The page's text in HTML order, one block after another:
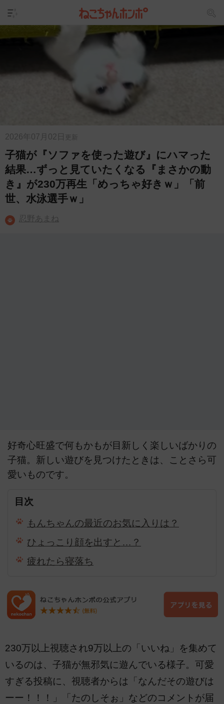
2026年07月02日 更新
子猫が『ソファを使った遊び』にハマった
結果…ずっと見ていたくなる『まさかの動
き』が230万再生「めっちゃ好きｗ」「前
世、水泳選手ｗ」
忍野あまね
好奇心旺盛で何もかもが目新しく楽しいばかりの
子猫。新しい遊びを見つけたときは、ことさら可
愛いものです。
目次
もんちゃんの最近のお気に入りは？
ひょっこり顔を出すと…？
疲れたら寝落ち
230万以上視聴され9万以上の「いいね」を集めて
いるのは、子猫が無邪気に遊んでいる様子。可愛
すぎる投稿に、視聴者からは「なんだその遊びは
ーー！！！」「たのしそぉ」などのコメントが届